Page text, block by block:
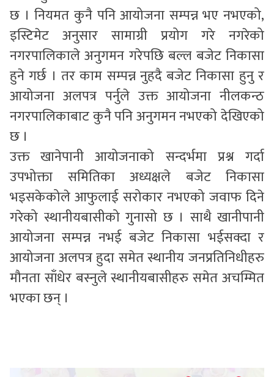
छ । नियमत कुनै पनि आयोजना सम्पन्न भए नभएको,
इस्टिमेट अनुसार सामाग्री प्रयोग गरे नगरेको
नगरपालिकाले अनुगमन गरेपछि बल्ल बजेट निकासा
हुने गर्छ । तर काम सम्पन्न नुहदै बजेट निकासा हुनु र
आयोजना अलपत्र पर्नुले उक्त आयोजना नीलकन्ठ
नगरपालिकाबाट कुनै पनि अनुगमन नभएको देखिएको
छ ।
उक्त खानेपानी आयोजनाको सन्दर्भमा प्रश्न गर्दा
उपभोक्ता समितिका अध्यक्षले बजेट निकासा
भइसकेकोले आफुलाई सरोकार नभएको जवाफ दिने
गरेको स्थानीयबासीको गुनासो छ । साथै खानीपानी
आयोजना सम्पन्न नभई बजेट निकासा भईसक्दा र
आयोजना अलपत्र हुदा समेत स्थानीय जनप्रतिनिधीहरु
मौनता साँधेर बस्नुले स्थानीयबासीहरु समेत अचम्मित
भएका छन् ।